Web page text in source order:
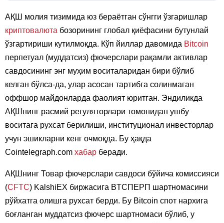
АҚШ молия тизимида юз бераётган сўнгги ўзгаришлар
криптовалюта бозорининг глобал қиёфасини бутунлай
ўзгартириши кутилмоқда. Кўп йиллар давомида Bitcoin
перпетуал (муддатсиз) фючерслари рақамли активлар
савдосининг энг муҳим воситаларидан бири бўлиб
келган бўлса-да, улар асосан тартибга солинмаган
оффшор майдонларда фаолият юритган. Эндиликда
АҚШнинг расмий регуляторлари томонидан ушбу
воситага рухсат берилиши, институционал инвесторлар
учун эшикларни кенг очмоқда. Бу ҳақда
Cointelegraph.com хабар беради.
АҚШнинг Товар фючерслари савдоси бўйича комиссияси
(CFTC) KalshiEХ биржасига BTCПEРП шартномасини
рўйхатга олишга рухсат берди. Бу Bitcoin спот нархига
боғланган муддатсиз фючерс шартномаси бўлиб, у